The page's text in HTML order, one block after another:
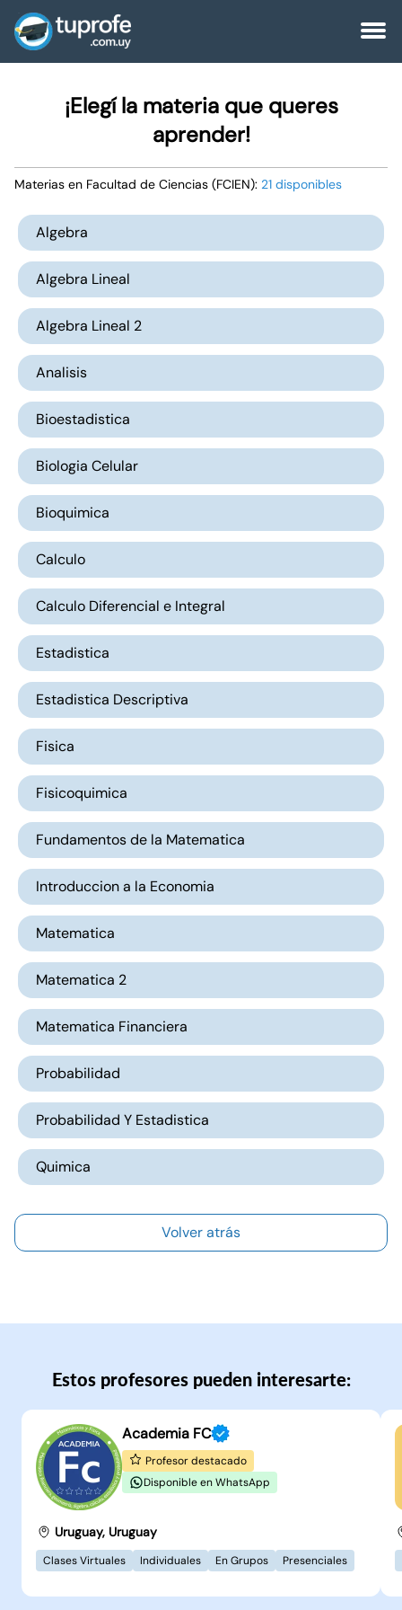
¡Elegí la materia que queres
aprender!
Materias en Facultad de Ciencias (FCIEN): 21 disponibles
Algebra
Algebra Lineal
Algebra Lineal 2
Analisis
Bioestadistica
Biologia Celular
Bioquimica
Calculo
Calculo Diferencial e Integral
Estadistica
Estadistica Descriptiva
Fisica
Fisicoquimica
Fundamentos de la Matematica
Introduccion a la Economia
Matematica
Matematica 2
Matematica Financiera
Probabilidad
Probabilidad Y Estadistica
Quimica
Volver atrás
Estos profesores pueden interesarte:
Academia FC
Profesor destacado
Disponible en WhatsApp
Uruguay, Uruguay
Clases Virtuales Individuales En Grupos Presenciales